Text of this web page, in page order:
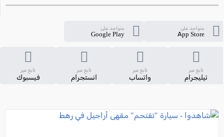
متواجد على
App Store
متواجد على
Google Play
تابع عبر
تيليجرام
تابع عبر
واتساب
تابع عبر
انستجرام
تابع عبر
فيسبوك